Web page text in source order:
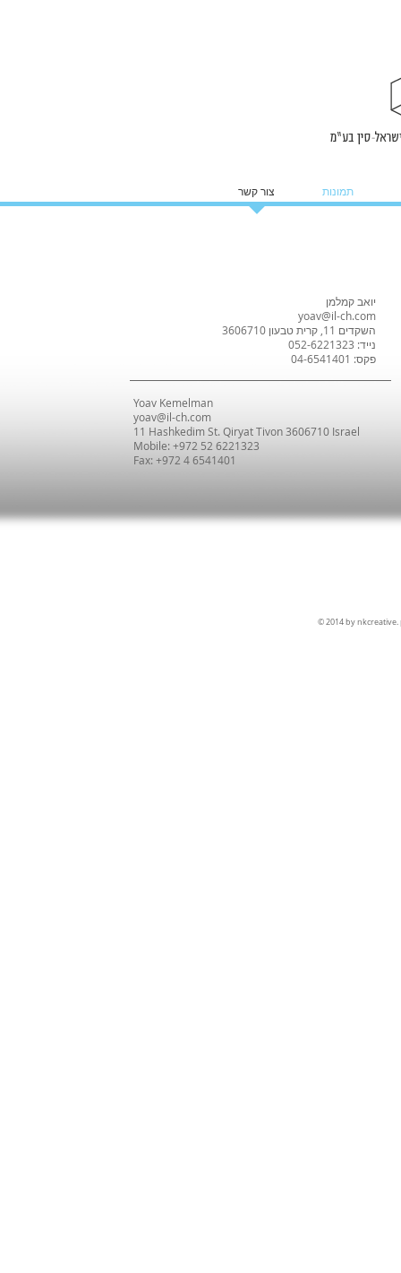
יואב קמלמן
yoav@il-ch.com
השקדים 11, קרית טבעון 3606710
נייד: 052-6221323
פקס: 04-6541401
Yoav Kemelman
yoav@il-ch.com
11 Hashkedim St. Qiryat Tivon 3606710 Israel
Mobile: +972 52 6221323
Fax: +972 4 6541401
צור קשר תמונות
© 2014 by